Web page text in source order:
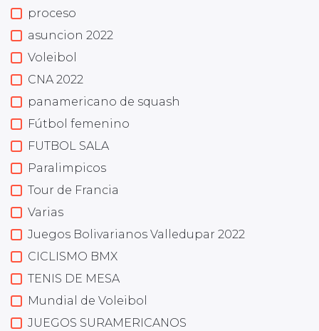
proceso
asuncion 2022
Voleibol
CNA 2022
panamericano de squash
Fútbol femenino
FUTBOL SALA
Paralimpicos
Tour de Francia
Varias
Juegos Bolivarianos Valledupar 2022
CICLISMO BMX
TENIS DE MESA
Mundial de Voleibol
JUEGOS SURAMERICANOS